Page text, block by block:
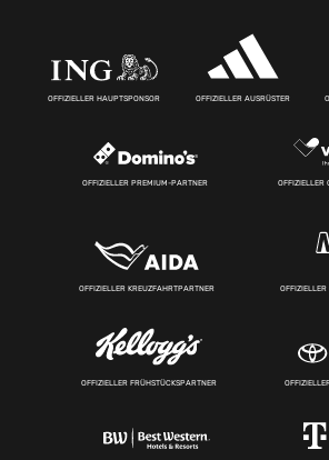
OFFIZIELLER HAUPTSPONSOR OFFIZIELLER AUSRÜSTER
OFFIZIELLER PREMIUM-PARTNER OFFIZIELLER
OFFIZIELLER KREUZFAHRTPARTNER
OFFIZIELLER FRÜHSTÜCKSPARTNER